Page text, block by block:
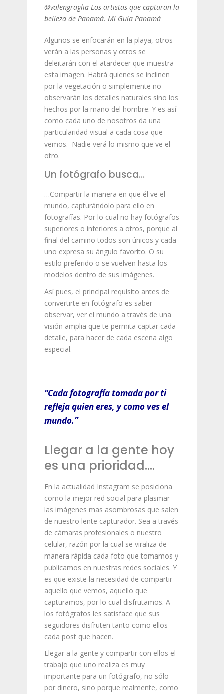
@valengraglia Los artistas que capturan la
belleza de Panamá. Mi Guia Panamá
Algunos se enfocarán en la playa, otros
verán a las personas y otros se
deleitarán con el atardecer que muestra
esta imagen. Habrá quienes se inclinen
por la vegetación o simplemente no
observarán los detalles naturales sino los
hechos por la mano del hombre. Y es así
como cada uno de nosotros da una
particularidad visual a cada cosa que
vemos. Nadie verá lo mismo que ve el
otro.
Un fotógrafo busca…
…Compartir la manera en que él ve el
mundo, capturándolo para ello en
fotografías. Por lo cual no hay fotógrafos
superiores o inferiores a otros, porque al
final del camino todos son únicos y cada
uno expresa su ángulo favorito. O su
estilo preferido o se vuelven hasta los
modelos dentro de sus imágenes.
Así pues, el principal requisito antes de
convertirte en fotógrafo es saber
observar, ver el mundo a través de una
visión amplia que te permita captar cada
detalle, para hacer de cada escena algo
especial.
“Cada fotografía tomada por ti
refleja quien eres, y como ves el
mundo.”
Llegar a la gente hoy
es una prioridad….
En la actualidad Instagram se posiciona
como la mejor red social para plasmar
las imágenes mas asombrosas que salen
de nuestro lente capturador. Sea a través
de cámaras profesionales o nuestro
celular, razón por la cual se viraliza de
manera rápida cada foto que tomamos y
publicamos en nuestras redes sociales. Y
es que existe la necesidad de compartir
aquello que vemos, aquello que
capturamos, por lo cual disfrutamos. A
los fotógrafos les satisface que sus
seguidores disfruten tanto como ellos
cada post que hacen.
Llegar a la gente y compartir con ellos el
trabajo que uno realiza es muy
importante para un fotógrafo, no sólo
por dinero, sino porque realmente, como